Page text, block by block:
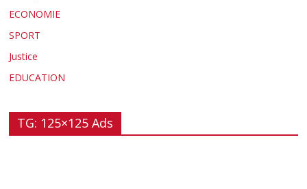
ECONOMIE
SPORT
Justice
EDUCATION
TG: 125×125 Ads